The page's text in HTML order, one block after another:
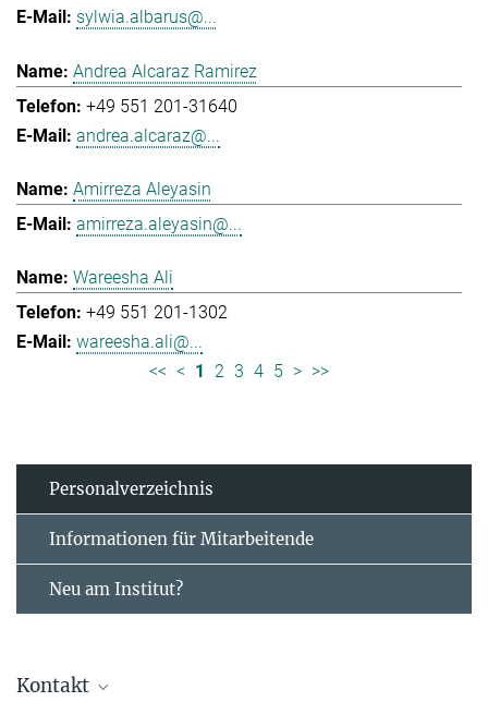
sylwia.albarus@...
Andrea Alcaraz Ramirez
+49 551 201-31640
andrea.alcaraz@...
Amirreza Aleyasin
amirreza.aleyasin@...
Wareesha Ali
+49 551 201-1302
wareesha.ali@...
<< < 1 2 3 4 5 > >>
Personal­verzeichnis
Informationen für Mitarbeitende
Neu am Institut?
Kontakt